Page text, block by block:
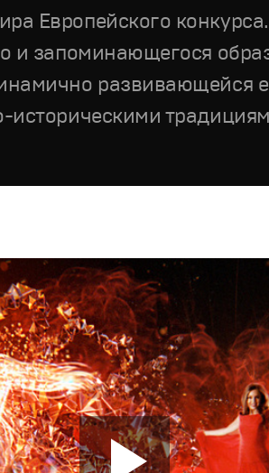
Европейского
и запоминающегося
развивающейся
историческими